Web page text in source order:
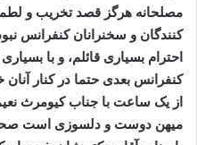
مصلحانه هرگز قصد تخریب و لطمه
کنندگان و سخنرانان کنفرانس
احترام بسیاری قائلم، و با
کنفرانس بعدی حتما در کنار
از یک ساعت با جناب کیومرث
میهن دوست و دلسوزی است